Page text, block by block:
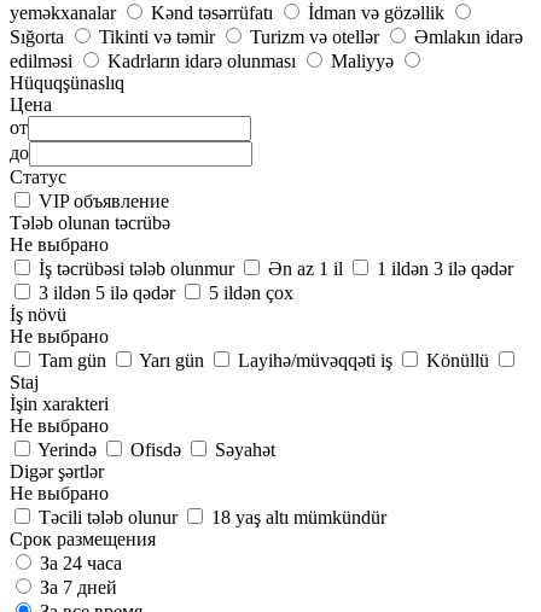
yeməkxanalar
Kənd təsərrüfatı
İdman və gözəllik
Sığorta
Tikinti və təmir Turizm və otellər
Əmlakın idarə
edilməsi
Kadrların idarə olunması
Maliyyə
Hüquqşünaslıq
Цена
от
до
Статус
VIP объявление
Tələb olunan təcrübə
Не выбрано
İş təcrübəsi tələb olunmur
Ən az 1 il
1 ildən 3 ilə qədər
3 ildən 5 ilə qədər
5 ildən çox
İş növü
Не выбрано
Tam gün
Yarı gün Layihə/müvəqqəti iş
Könüllü
Staj
İşin xarakteri
Не выбрано
Yerində
Ofisdə
Səyahət
Digər şərtlər
Не выбрано
Təcili tələb olunur
18 yaş altı mümkündür
Срок размещения
За 24 часа
За 7 дней